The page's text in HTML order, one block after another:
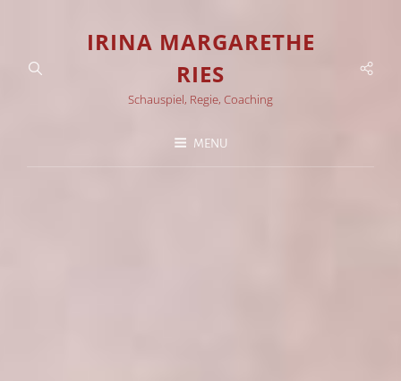
IRINA MARGARETHE
RIES
Schauspiel, Regie, Coaching
MENU